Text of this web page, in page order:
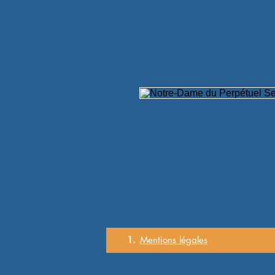
1. Mentions légales